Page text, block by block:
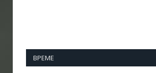
ВРЕМЕ